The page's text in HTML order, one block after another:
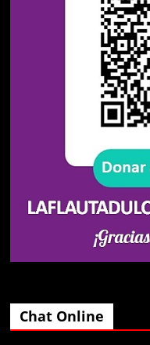
Chat Online